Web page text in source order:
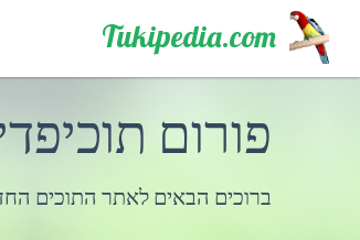
Tukipedia.com
פורום
ברוכים הבאים לאתר התוכים